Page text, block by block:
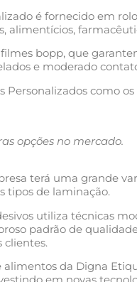
é fornecido em
alimentícios,
bopp, que
e moderado
Personalizados como
opções no mercado.
terá uma grande
tipos de laminação.
utiliza técnicas
padrão de
clientes.
da Digna